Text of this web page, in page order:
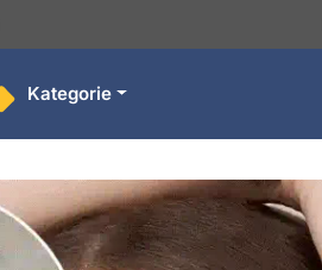
Kategorie